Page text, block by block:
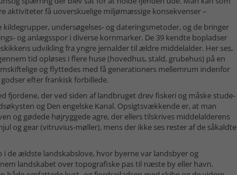
aktiviteter få uoverskuelige miljømæssige konsekvenser –
undersøgelses- og dateringsmetoder, og de bringer
og anlægsspor i diverse kornmarker. De 39 kendte bopladser
udvikling fra yngre jernalder til ældre middelalder. Her ses,
tid opløses i flere huse (hovedhus, stald, grubehus) på en
og flyttedes med få generationers mellemrum indenfor
efter frankisk forbillede.
fjordene, der ved siden af landbruget drev fiskeri og måske stude-
og Den engelske Kanal. Opsigtsvækkende er, at man
og gødede højryggede agre, der ellers tilskrives middelalderens
og gear (vitruvius-møller), mens der ikke ses rester af de såkaldte
de ældste landskabslove, hvor byerne var landsbyer og
landskabet over topografiske pas til næste by eller havn.